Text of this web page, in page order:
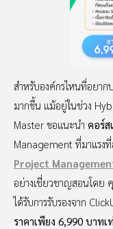
สำหรับองค์กรไหนที่อยาก
มากขึ้น แม้อยู่ในช่วง
Master ขอแนะนำ คอร์ส
Management ที่มาแรง
Project
อย่างเชี่ยวชาญสอนโดย
ได้รับการรับรองจาก
ราคาเพียง 6,990 บาทเ